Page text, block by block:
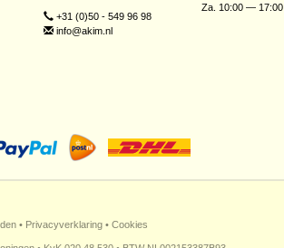
+31 (0)50 - 549 96 98
info@akim.nl
Za. 10:00 — 17:00
• Privacyverklaring • Cookies